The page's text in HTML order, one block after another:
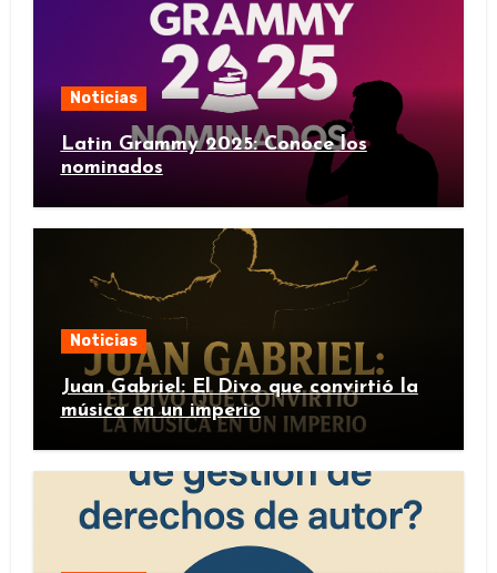
Noticias
Latin Grammy 2025: Conoce los
nominados
Noticias
Juan Gabriel: El Divo que convirtió la
música en un imperio